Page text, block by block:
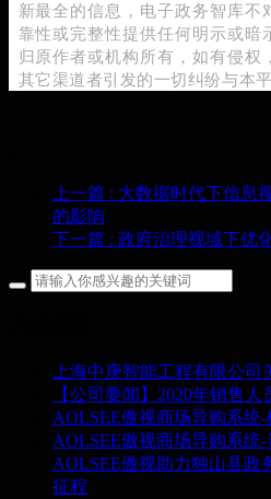
新最全的信息，电子政务智库不
靠性或完整性提供任何明示或暗
归原作者或机构所有，如有侵权
其它渠道者引发的一切纠纷与本平
上一篇 : 大数据时代下信息
的影响
下一篇 : 政府治理视域下优
上海中庚智能工程有限公
【公司要闻】2020年销售
AOLSEE傲视商场导购系统-
AOLSEE傲视商场导购系统
AOLSEE傲视助力独山县政
征程